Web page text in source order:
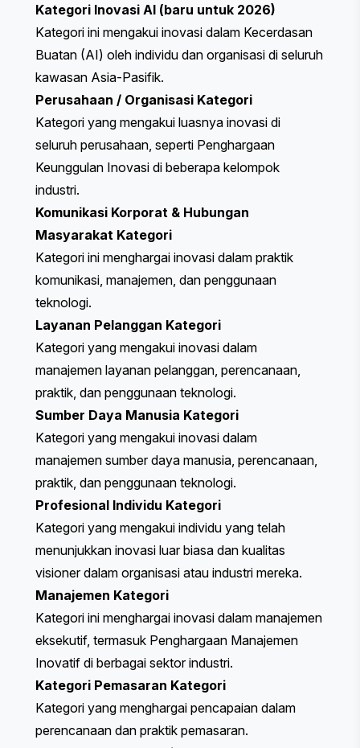
Kategori Inovasi AI (baru untuk 2026)
Kategori ini mengakui inovasi dalam Kecerdasan
Buatan (AI) oleh individu dan organisasi di seluruh
kawasan Asia-Pasifik.
Perusahaan / Organisasi Kategori
Kategori yang mengakui luasnya inovasi di
seluruh perusahaan, seperti Penghargaan
Keunggulan Inovasi di beberapa kelompok
industri.
Komunikasi Korporat & Hubungan
Masyarakat Kategori
Kategori ini menghargai inovasi dalam praktik
komunikasi, manajemen, dan penggunaan
teknologi.
Layanan Pelanggan Kategori
Kategori yang mengakui inovasi dalam
manajemen layanan pelanggan, perencanaan,
praktik, dan penggunaan teknologi.
Sumber Daya Manusia Kategori
Kategori yang mengakui inovasi dalam
manajemen sumber daya manusia, perencanaan,
praktik, dan penggunaan teknologi.
Profesional Individu Kategori
Kategori yang mengakui individu yang telah
menunjukkan inovasi luar biasa dan kualitas
visioner dalam organisasi atau industri mereka.
Manajemen Kategori
Kategori ini menghargai inovasi dalam manajemen
eksekutif, termasuk Penghargaan Manajemen
Inovatif di berbagai sektor industri.
Kategori Pemasaran Kategori
Kategori yang menghargai pencapaian dalam
perencanaan dan praktik pemasaran.